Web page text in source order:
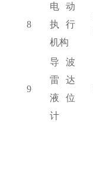
8
电动
执行
机构
9
导波
雷达
液位
计